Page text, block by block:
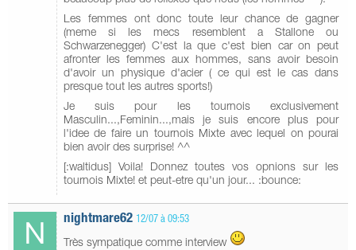
Les femmes ont donc toute leur chance de gagner
(meme si les mecs resemblent a Stallone ou
Schwarzenegger) C'est la que c'est bien car on peut
afronter les femmes aux hommes, sans avoir besoin
d'avoir un physique d'acier ( ce qui est le cas dans
presque tout les autres sports!)
Je suis pour les tournois exclusivement
Masculin...,Feminin...,mais je suis encore plus pour
l'idee de faire un tournois Mixte avec lequel on pourai
bien avoir des surprise! ^^
[:waltidus] Voila! Donnez toutes vos opnions sur les
tournois Mixte! et peut-etre qu'un jour... :bounce:
nightmare62 12/07 à 09:53
Très sympatique comme interview